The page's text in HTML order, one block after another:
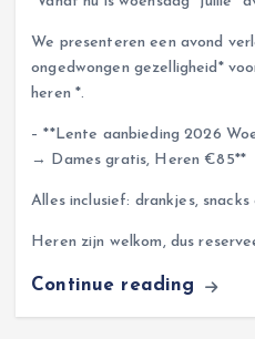
We presenteren een avond
ongedwongen gezelligheid*
heren *.
– **Lente aanbieding 2026
→ Dames gratis, Heren €85**
Alles inclusief: drankjes,
Heren zijn welkom, dus
Continue reading